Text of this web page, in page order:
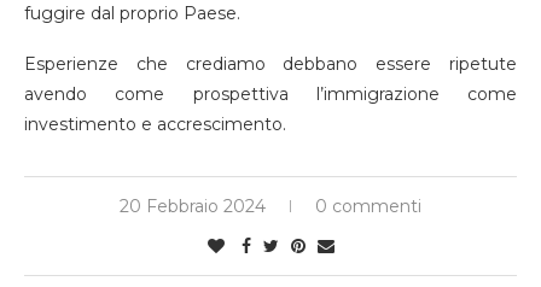
fuggire dal proprio Paese.
Esperienze che crediamo debbano essere ripetute
avendo come prospettiva l’immigrazione come
investimento e accrescimento.
20 Febbraio 2024 0 commenti